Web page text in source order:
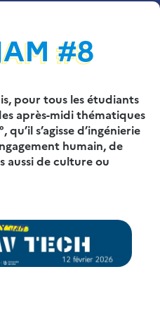
#8
pour tous les étudiants
après-midi thématiques
s’agisse d’ingénierie
humain, de
aussi de culture ou